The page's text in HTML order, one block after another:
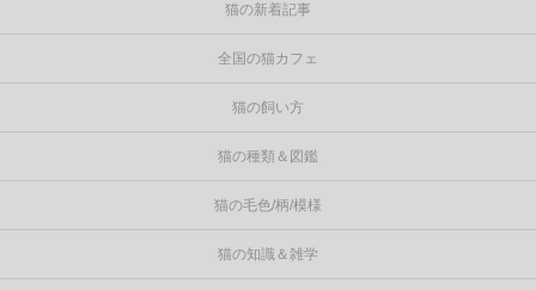
猫の新着記事
全国の猫カフェ
猫の飼い方
猫の種類＆図鑑
猫の毛色/柄/模様
猫の知識＆雑学